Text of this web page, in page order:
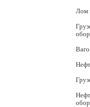
Лом